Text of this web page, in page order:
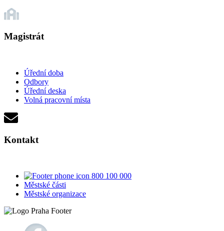
Magistrát
Úřední doba
Odbory
Úřední deska
Volná pracovní místa
Kontakt
800 100 000
Městské části
Městské organizace